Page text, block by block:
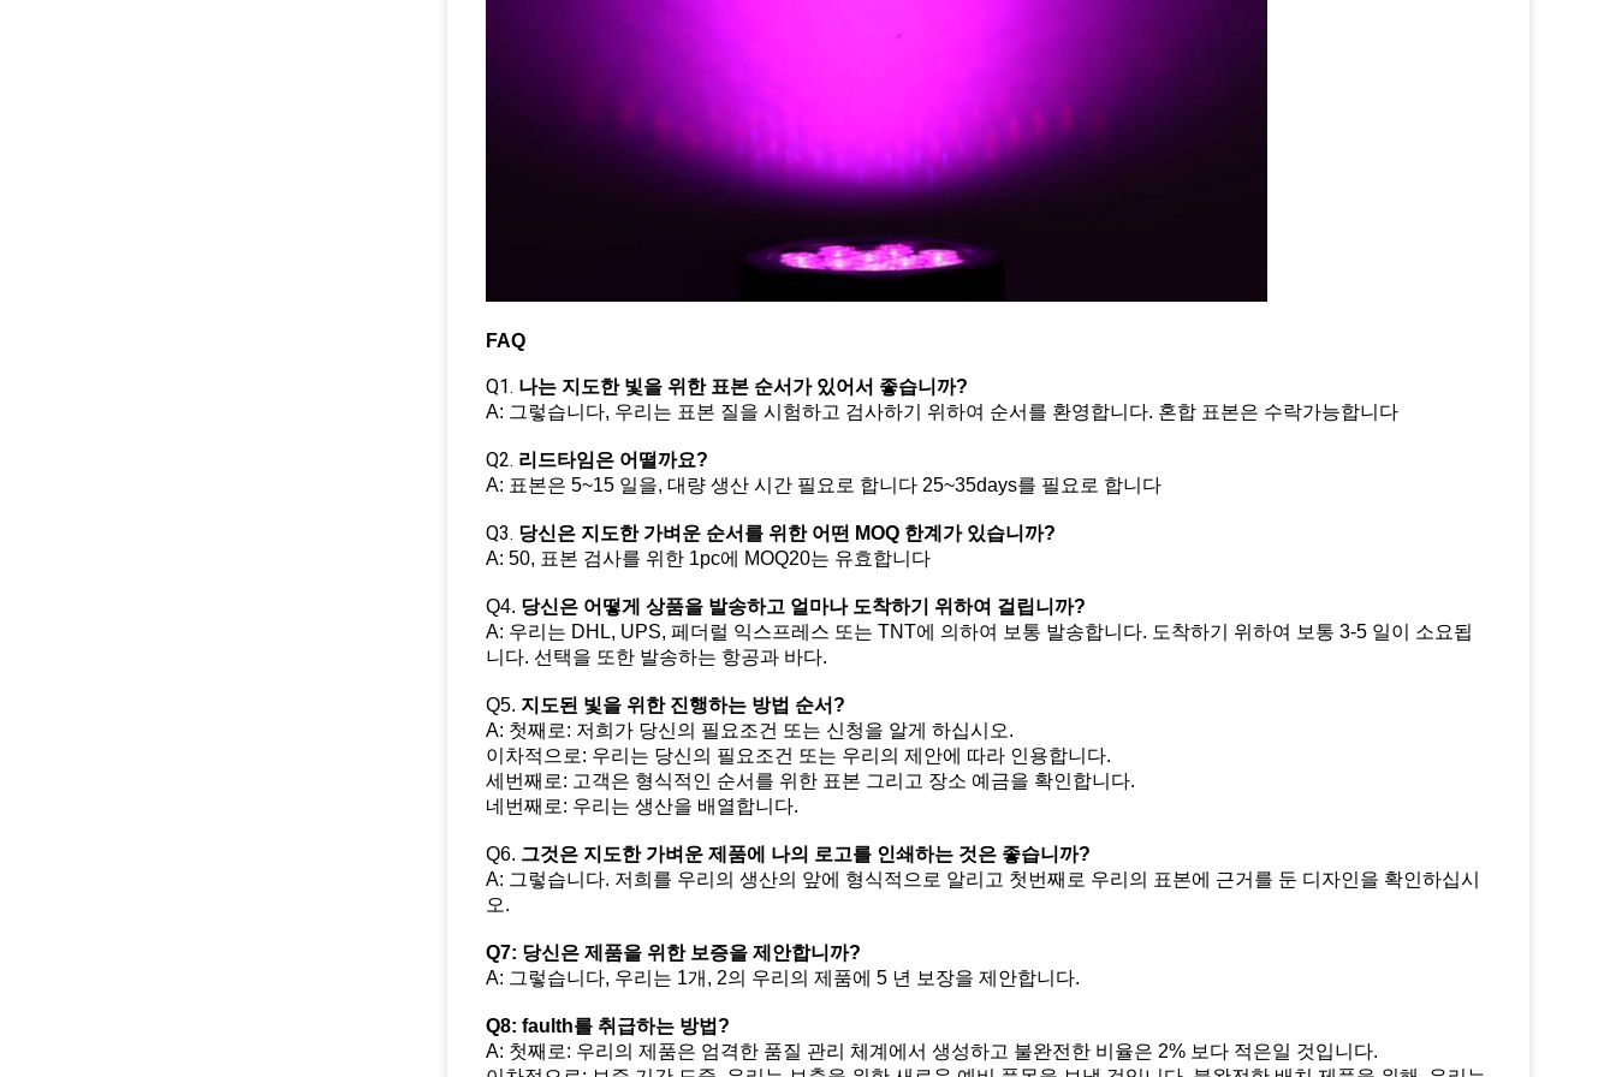
FAQ
Q1. 나는 지도한 빛을 위한 표본 순서가 있어서 좋습니까?
A: 그렇습니다, 우리는 표본 질을 시험하고 검사하기 위하여 순서를 환영합니다. 혼합 표본은 수락가능합니다
Q2. 리드타임은 어떨까요?
A: 표본은 5~15 일을, 대량 생산 시간 필요로 합니다 25~35days를 필요로 합니다
Q3. 당신은 지도한 가벼운 순서를 위한 어떤 MOQ 한계가 있습니까?
A: 50, 표본 검사를 위한 1pc에 MOQ20는 유효합니다
Q4. 당신은 어떻게 상품을 발송하고 얼마나 도착하기 위하여 걸립니까?
A: 우리는 DHL, UPS, 페더럴 익스프레스 또는 TNT에 의하여 보통 발송합니다. 도착하기 위하여 보통 3-5 일이 소요됩
니다. 선택을 또한 발송하는 항공과 바다.
Q5. 지도된 빛을 위한 진행하는 방법 순서?
A: 첫째로: 저희가 당신의 필요조건 또는 신청을 알게 하십시오.
이차적으로: 우리는 당신의 필요조건 또는 우리의 제안에 따라 인용합니다.
세번째로: 고객은 형식적인 순서를 위한 표본 그리고 장소 예금을 확인합니다.
네번째로: 우리는 생산을 배열합니다.
Q6. 그것은 지도한 가벼운 제품에 나의 로고를 인쇄하는 것은 좋습니까?
A: 그렇습니다. 저희를 우리의 생산의 앞에 형식적으로 알리고 첫번째로 우리의 표본에 근거를 둔 디자인을 확인하십시
오.
Q7: 당신은 제품을 위한 보증을 제안합니까?
A: 그렇습니다, 우리는 1개, 2의 우리의 제품에 5 년 보장을 제안합니다.
Q8: faulth를 취급하는 방법?
A: 첫째로: 우리의 제품은 엄격한 품질 관리 체계에서 생성하고 불완전한 비율은 2% 보다 적은일 것입니다.